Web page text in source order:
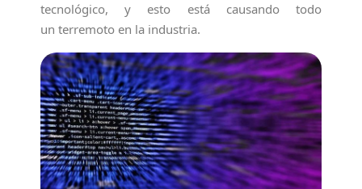
tecnológico, y esto está causando todo
un terremoto en la industria.